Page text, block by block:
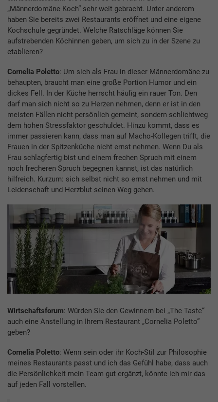
„Männerdomäne Koch“ sehr weit gebracht. Unter anderem
haben Sie bereits zwei Restaurants eröffnet und eine eigene
Kochschule gegründet. Welche Ratschläge können Sie
aufstrebenden Köchinnen geben, um sich zu in der Szene zu
etablieren?
Cornelia Poletto: Um sich als Frau in dieser Männerdomäne zu
behaupten, braucht man eine große Portion Humor und ein
dickes Fell. In der Küche herrscht häufig ein rauer Ton. Den
darf man sich nicht so zu Herzen nehmen, denn er ist in den
meisten Fällen nicht persönlich gemeint, sondern schlichtweg
dem hohen Stressfaktor geschuldet. Hinzu kommt, dass es
immer passieren kann, dass man auf Macho-Kollegen trifft, die
Frauen in der Spitzenküche nicht ernst nehmen. Wenn Du als
Frau schlagfertig bist und einem frechen Spruch mit einem
noch frecheren Spruch begegnen kannst, ist das natürlich
hilfreich. Kurzum: sich selbst nicht so ernst nehmen und mit
Leidenschaft und Herzblut seinen Weg gehen.
Wirtschaftsforum: Würden Sie den Gewinnern bei „The Taste“
auch eine Anstellung in Ihrem Restaurant „Cornelia Poletto“
geben?
Cornelia Poletto: Wenn sein oder ihr Koch-Stil zur Philosophie
meines Restaurants passt und ich das Gefühl habe, dass auch
die Persönlichkeit mein Team gut ergänzt, könnte ich mir das
auf jeden Fall vorstellen.